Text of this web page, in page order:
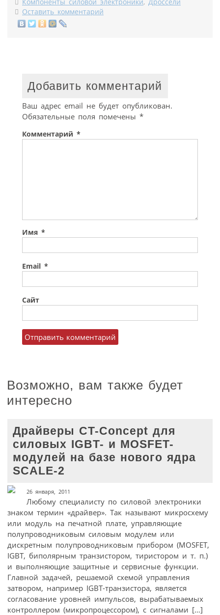
Компоненты силовой электроники, Дроссели
Оставить комментарий
Добавить комментарий
Ваш адрес email не будет опубликован.
Обязательные поля помечены *
Комментарий *
Имя *
Email *
Сайт
Возможно, вам также будет
интересно
Драйверы CT-Concept для
силовых IGBT- и MOSFET-
модулей на базе нового ядра
SCALE-2
26 января, 2011
Любому специалисту по силовой электроники
знаком термин «драйвер». Так называют микросхему
или модуль на печатной плате, управляющие
полупроводниковым силовым модулем или
дискретным полупроводниковым прибором (MOSFET,
IGBT, биполярным транзистором, тиристором и т. п.)
и выполняющие защитные и сервисные функции.
Главной задачей, решаемой схемой управления
затвором, например IGBT-транзистора, является
согласование уровней импульсов, вырабатываемых
контроллером (микропроцессором), с сигналами […]